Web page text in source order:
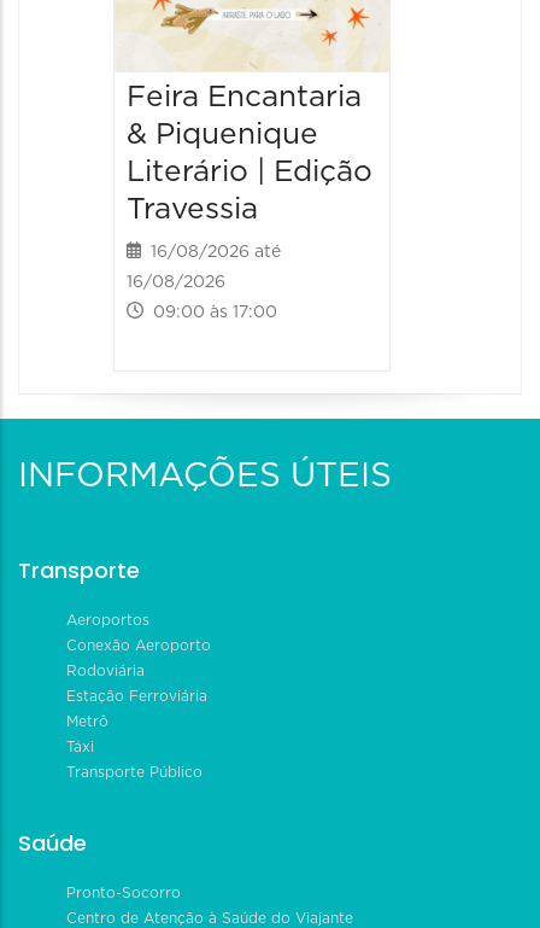
Feira Encantaria
& Piquenique
Literário | Edição
Travessia
16/08/2026 até
16/08/2026
09:00 às 17:00
INFORMAÇÕES ÚTEIS
Transporte
Aeroportos
Conexão Aeroporto
Rodoviária
Estação Ferroviária
Metrô
Táxi
Transporte Público
Saúde
Pronto-Socorro
Centro de Atenção à Saúde do Viajante